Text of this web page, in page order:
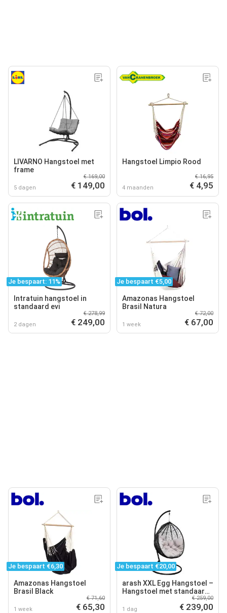
LIVARNO Hangstoel met
frame
5 dagen
€ 169,00
€ 149,00
Hangstoel Limpio Rood
4 maanden
€ 16,95
€ 4,95
Je bespaart: 11%
Intratuin hangstoel in
standaard evi
2 dagen
€ 278,99
€ 249,00
Je bespaart €5,00
Amazonas Hangstoel
Brasil Natura
1 week
€ 72,00
€ 67,00
Je bespaart €6,30
Amazonas Hangstoel
Brasil Black
1 week
€ 71,60
€ 65,30
Je bespaart €20,00
arash XXL Egg Hangstoel –
Hangstoel met standaard
– Egg Chair – tot 150kg –
Lichtgrijs
1 dag
€ 259,00
€ 239,00